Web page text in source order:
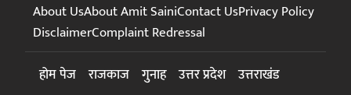
About UsAbout Amit SainiContact UsPrivacy Policy
DisclaimerComplaint Redressal
होम पेज राजकाज गुनाह उत्तर प्रदेश उत्तराखंड